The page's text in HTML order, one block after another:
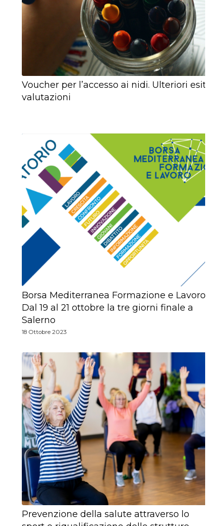
Voucher per l’accesso ai nidi. Ulteriori esiti
valutazioni
Borsa Mediterranea Formazione e Lavoro.
Dal 19 al 21 ottobre la tre giorni finale a
Salerno
18 Ottobre 2023
Prevenzione della salute attraverso lo